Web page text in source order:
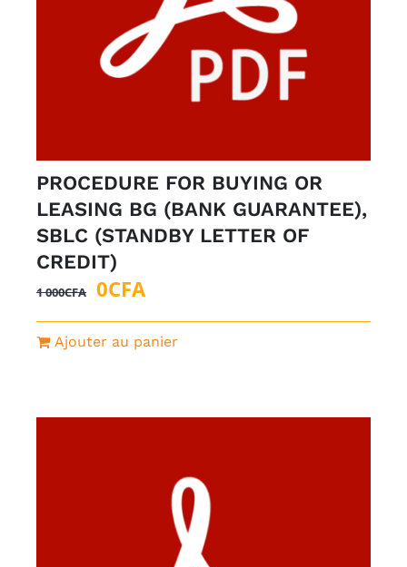
PROCEDURE FOR BUYING OR
LEASING BG (BANK GUARANTEE),
SBLC (STANDBY LETTER OF
CREDIT)
1 000CFA
Le
prix
initial
000CFA.
0CFALe
prix
actuel
Ajouter au panier